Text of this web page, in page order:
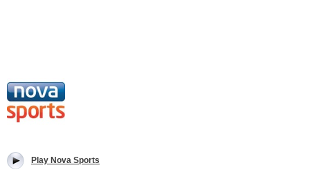
Play Nova Sports